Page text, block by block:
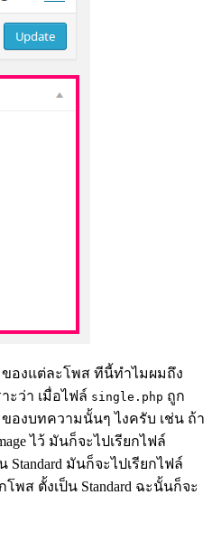
องแต่ละโพส ทีนี้ทำไมผมถึง
ะว่า เมื่อไฟล์ single.php ถูก
ของบทความนั้นๆ ไงครับ เช่น ถ้า
ไว้ มันก็จะไปเรียกไฟล์
Standard มันก็จะไปเรียกไฟล์
พส ตั้งเป็น Standard ฉะนั้นก็จะ